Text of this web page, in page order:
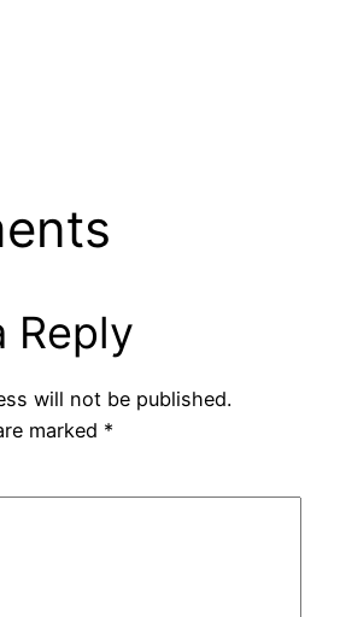
Reply
will not be published.
marked *